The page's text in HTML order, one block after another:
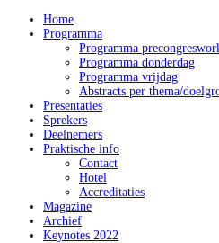
Home
Programma
Programma
Programma donderdag
Programma vrijdag
Abstracts per thema/
Presentaties
Sprekers
Deelnemers
Praktische info
Contact
Hotel
Accreditaties
Magazine
Archief
Keynotes 2022